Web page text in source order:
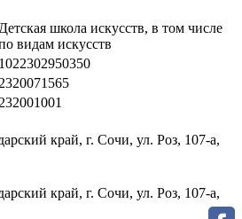
Детская школа искусств, в том числе
видам искусств
1022302950350
2320071565
232001001
край, г. Сочи, ул. Роз, 107-а,
край, г. Сочи, ул. Роз, 107-а,